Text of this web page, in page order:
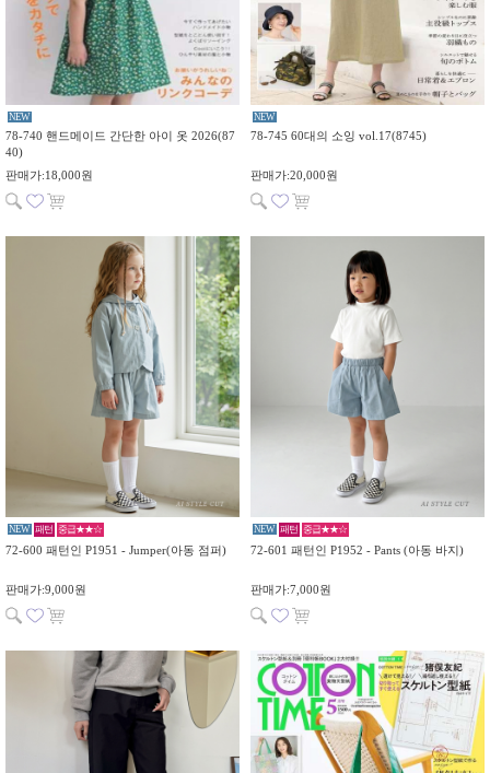
NEW
78-740 핸드메이드 간단한 아이 옷 2026(87
40)
판매가:18,000원
NEW
78-745 60대의 소잉 vol.17(8745)
판매가:20,000원
NEW 패턴 중급★★☆
72-600 패턴인 P1951 - Jumper(아동 점퍼)
판매가:9,000원
NEW 패턴 중급★★☆
72-601 패턴인 P1952 - Pants (아동 바지)
판매가:7,000원